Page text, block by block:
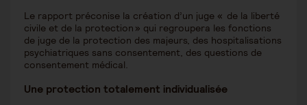
Le rapport préconise la création d’un juge « de la liberté
civile et de la protection » qui regroupera les fonctions
de juge de la protection des majeurs, des hospitalisations
psychiatriques sans consentement, des questions de
consentement médical.
Une protection totalement individualisée